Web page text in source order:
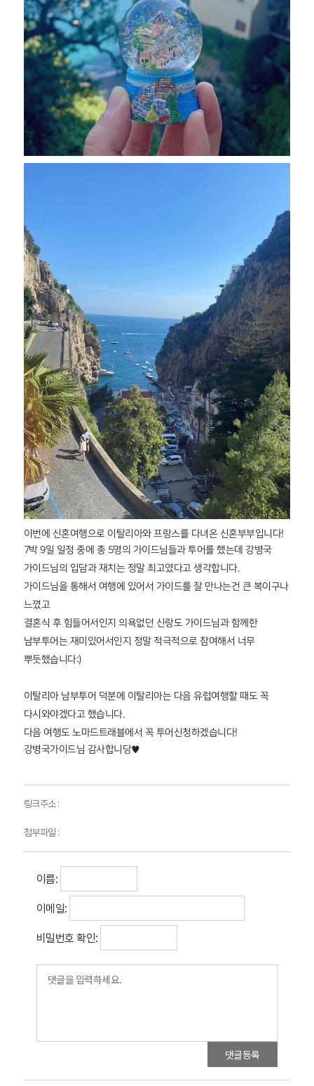
이번에 신혼여행으로 이탈리아와 프랑스를 다녀온 신혼부부입니다!
7박 9일 일정 중에 총 5명의 가이드님들과 투어를 했는데 강병국
가이드님의 입담과 재치는 정말 최고였다고 생각합니다.
가이드님을 통해서 여행에 있어서 가이드를 잘 만나는건 큰 복이구나
느꼈고
결혼식 후 힘들어서인지 의욕없던 신랑도 가이드님과 함께한
남부투어는 재미있어서인지 정말 적극적으로 참여해서 너무
뿌듯했습니다:)
이탈리아 남부투어 덕분에 이탈리아는 다음 유럽여행할 때도 꼭
다시와야겠다고 했습니다.
다음 여행도 노마드트래블에서 꼭 투어신청하겠습니다!
강병국가이드님 감사합니당♥
링크주소 :
첨부파일 :
이름:
이메일:
비밀번호 확인:
댓글등록